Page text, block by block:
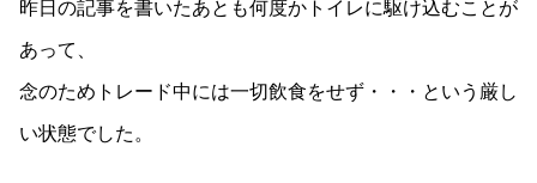
昨日の記事を書いたあとも何度かトイレに駆け込むことが
あって、
念のためトレード中には一切飲食をせず・・・という厳し
い状態でした。